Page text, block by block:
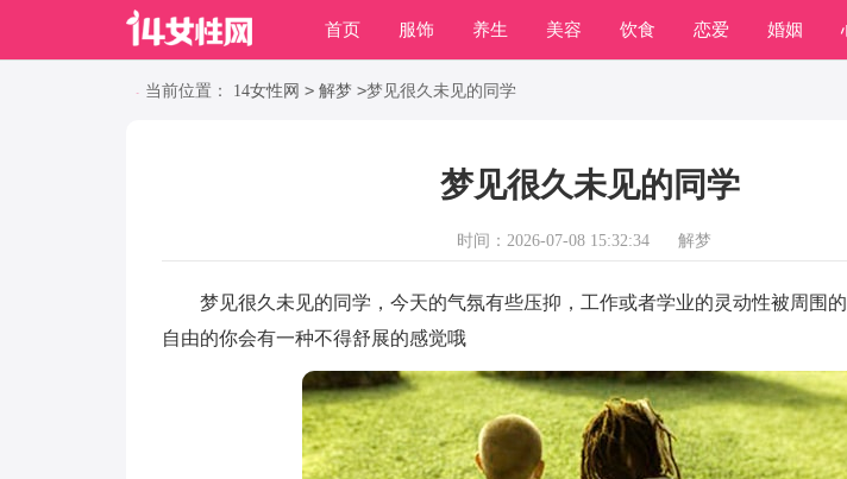
首页 服饰 养生 美容 饮食 恋爱 婚姻
职场 动物 养殖
当前位置： 14女性网 > 解梦 >梦见很久未见的同学
梦见很久未见的同学
时间：2026-07-08 15:32:34 解梦
梦见很久未见的同学，今天的气氛有些压抑，工作或者学业的灵动性被周围
自由的你会有一种不得舒展的感觉哦